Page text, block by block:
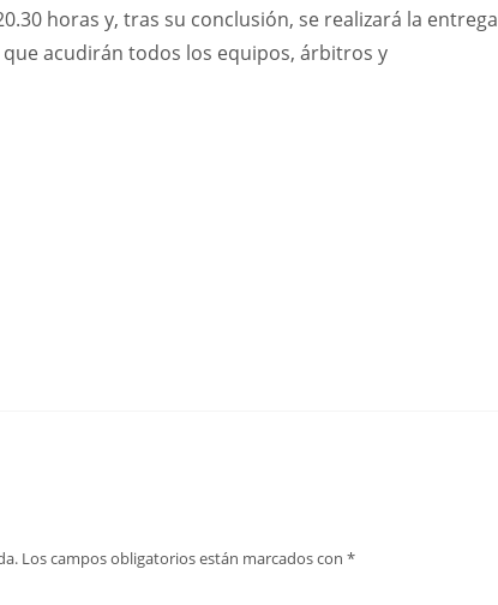
horas y, tras su conclusión, se realizará la entrega
acudirán todos los equipos, árbitros y
Los campos obligatorios están marcados con *